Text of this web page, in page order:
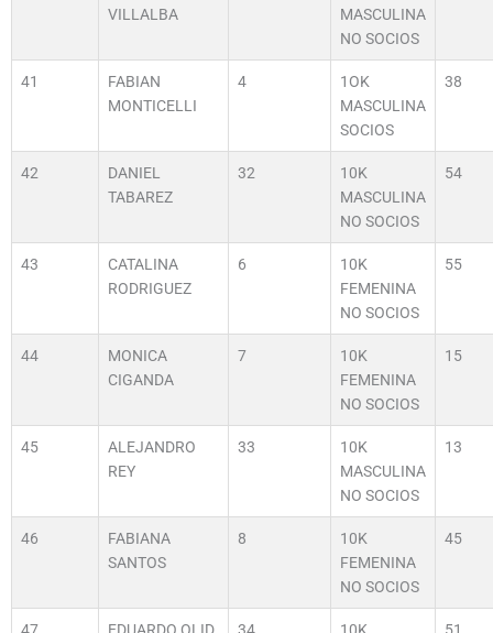
VILLALBA
MASCULINA
NO SOCIOS
41
FABIAN
MONTICELLI
4
1OK
MASCULINA
SOCIOS
38
42
DANIEL
TABAREZ
32
10K
MASCULINA
NO SOCIOS
54
43
CATALINA
RODRIGUEZ
6
10K
FEMENINA
NO SOCIOS
55
44
MONICA
CIGANDA
7
10K
FEMENINA
NO SOCIOS
15
45
ALEJANDRO
REY
33
10K
MASCULINA
NO SOCIOS
13
46
FABIANA
SANTOS
8
10K
FEMENINA
NO SOCIOS
45
47 EDUARDO OLID 34 10K 51